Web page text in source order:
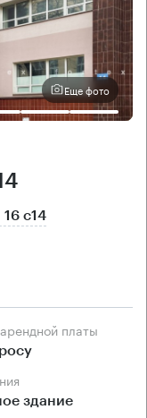
Еще фото
с14
арендной платы
здание